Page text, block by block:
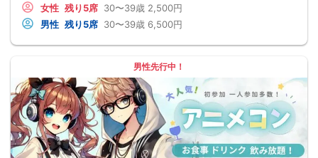
女性 残り5席 30〜39歳 2,500円
男性 残り5席 30〜39歳 6,500円
男性先行中！